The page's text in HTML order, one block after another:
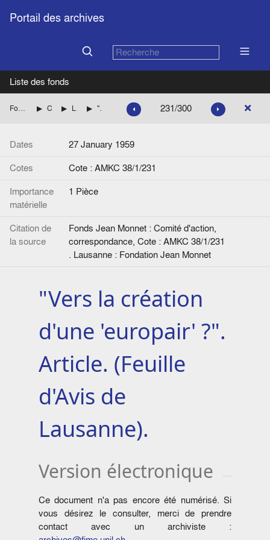
Portail des archives
Liste des fonds
Fonds Jean Monnet : Comité d'action, correspondance Liste des personnalités et Correspondance avec Henri RIEBEN jusqu'en 1960 inclus. "Vers la création d'une 'europair' ?". Article. (Feuille d'Avis de Lausanne). 231/300
Dates
27 January 1959
Cotes
Cote : AMKC 38/1/231
Importance
matérielle
1 Pièce
Citation de
la source
Fonds Jean Monnet : Comité d'action,
correspondance, Cote : AMKC 38/1/231
. Lausanne : Fondation Jean Monnet
"Vers la création
d'une 'europair' ?".
Article. (Feuille
d'Avis de
Lausanne).
Version électronique
Ce document n'a pas encore été numérisé. Si
vous désirez le consulter, merci de prendre
contact avec un archiviste :